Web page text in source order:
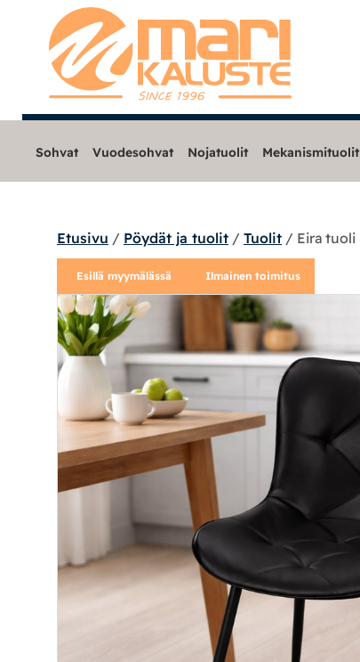
Sohvat
Nojatuolit
Mekanismituolit
Makuuhuone
Pöydät ja tuolit
Säilytys
Työpöydät ja työtuolit
Matot
Sohvat Vuodesohvat Nojatuolit Mekanismituolit
Etusivu / Pöydät ja tuolit / Tuolit / Eira tuoli
Esillä myymälässä Ilmainen toimitus